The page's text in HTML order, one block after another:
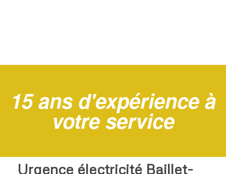
15 ans d'expérience à
votre service
Urgence électricité Baillet-